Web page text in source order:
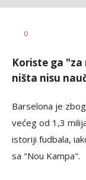
AUTOR
0
Koriste ga
ništa nisu
Barselona je zbog
većeg od 1,3
istoriji fudbala,
sa "Nou Kampa".